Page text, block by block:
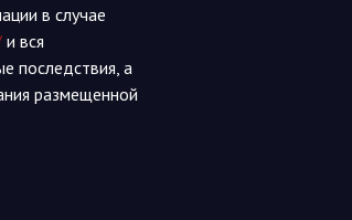
в случае
и вся
последствия, а
размещенной